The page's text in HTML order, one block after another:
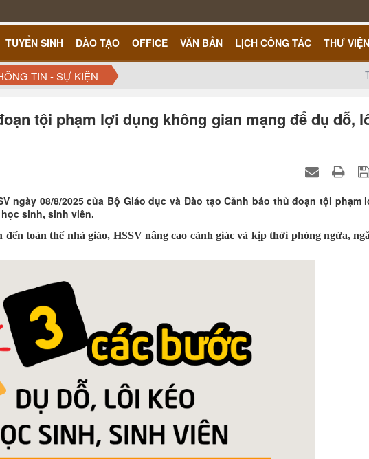
TUYỂN SINH ĐÀO TẠO OFFICE VĂN BẢN LỊCH CÔNG TÁC THƯ VIỆN
TIN - SỰ KIỆN
tội phạm lợi dụng không gian mạng để dụ dỗ,
ngày 08/8/2025 của Bộ Giáo dục và Đào tạo Cảnh báo thủ đoạn tội phạm
sinh, sinh viên.
toàn thể nhà giáo, HSSV nâng cao cảnh giác và kịp thời phòng ngừa,